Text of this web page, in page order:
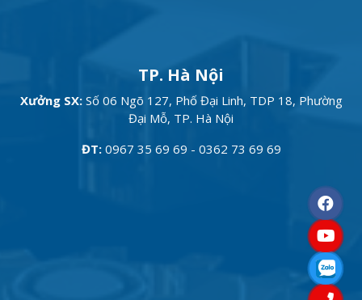
TP. Hà Nội
Xưởng SX:Số 06 Ngõ 127, Phố Đại Linh, TDP 18, Phường
Đại Mỗ, TP. Hà Nội
ĐT:0967 35 69 69 - 0362 73 69 69